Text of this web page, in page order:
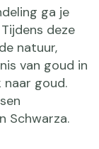
ga je
deze
natuur,
van goud in
naar goud.
Schwarza.